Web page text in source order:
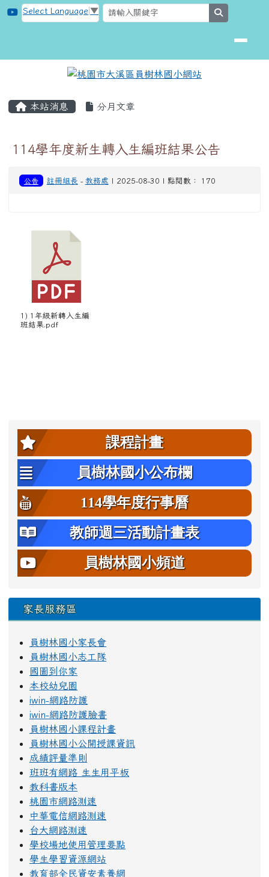
跳至主內容區
桃園市大溪區員樹林國小網站
Select Language ▼
本站消息 分月文章
114學年度新生轉入生編班結果公告
公告 註冊組長 - 教務處 | 2025-08-30 | 點閱數： 170
1) 1年級新轉入生編
班結果.pdf
左邊區域內容
課程計畫
員樹林國小公布欄
114學年度行事曆
教師週三活動計畫表
員樹林國小頻道
家長服務區
員樹林國小家長會
員樹林國小志工隊
國圖到你家
本校幼兒園
iwin-網路防護
iwin-網路防護臉書
員樹林國小課程計畫
員樹林國小公開授課資訊
成績評量準則
班班有網路 生生用平板
教科書版本
桃園市網路測速
中華電信網路測速
台大網路測速
學校場地使用管理要點
學生學習資源網站
教育部全民資安素養網